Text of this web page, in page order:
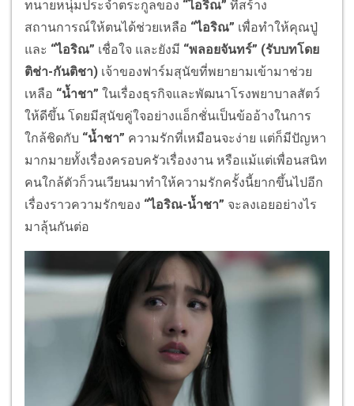
ทนายหนุ่มประจำตระกูลของ “ไอริณ” ที่สร้าง
สถานการณ์ให้ตนได้ช่วยเหลือ “ไอริณ” เพื่อทำให้คุณปู่
และ “ไอริณ” เชื่อใจ และยังมี “พลอยจันทร์” (รับบทโดย
ติช่า-กันติชา) เจ้าของฟาร์มสุนัขที่พยายามเข้ามาช่วย
เหลือ “น้ำชา” ในเรื่องธุรกิจและพัฒนาโรงพยาบาลสัตว์
ให้ดีขึ้น โดยมีสุนัขคู่ใจอย่างแอ็กชั่นเป็นข้ออ้างในการ
ใกล้ชิดกับ “น้ำชา” ความรักที่เหมือนจะง่าย แต่ก็มีปัญหา
มากมายทั้งเรื่องครอบครัวเรื่องงาน หรือแม้แต่เพื่อนสนิท
คนใกล้ตัวก็วนเวียนมาทำให้ความรักครั้งนี้ยากขึ้นไปอีก
เรื่องราวความรักของ “ไอริณ-น้ำชา” จะลงเอยอย่างไร
มาลุ้นกันต่อ